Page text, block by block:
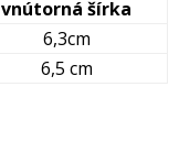
vnútorná šírka
6,3cm
6,5 cm